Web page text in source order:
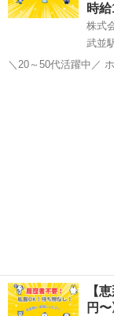
時
株式
武並
＼20～50代活躍中／ ホットスタッフ恵那の求人を ご覧いただきあり
【
円